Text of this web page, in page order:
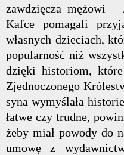
zawdzięcza mężowi –
Kafce pomagali
własnych dzieciach,
popularność niż
dzięki historiom,
Zjednoczonego
syna wymyślała
łatwe czy trudne,
żeby miał powody do
umowę z